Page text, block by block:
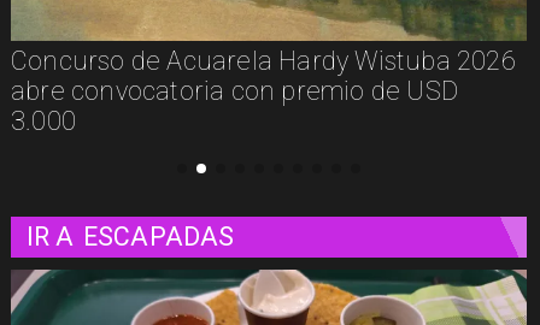
De la calle a los libros: Pablito Recupera
presenta Psicología Callejera
IR A ESCAPADAS